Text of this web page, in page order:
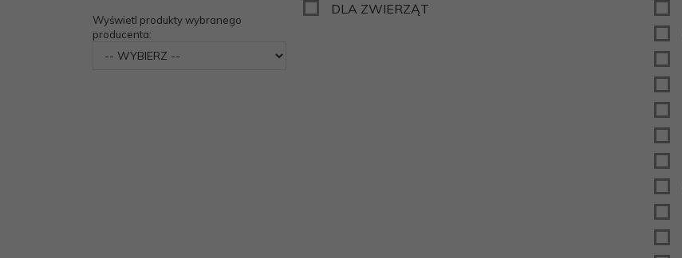
Wyświetl produkty wybranego
producenta:
set_producers
DLA ZWIERZĄT